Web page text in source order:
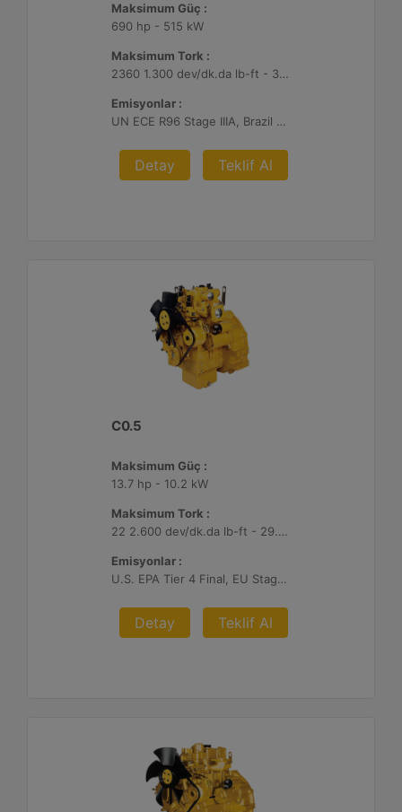
Maksimum Güç :
690 hp - 515 kW
Maksimum Tork :
2360 1.300 dev/dk.da lb-ft - 3200 1.300 dev/dk.da Nm
Emisyonlar :
UN ECE R96 Stage IIIA, Brazil Mar-1, Yönetmelik Bulunmayan Bölge
Detay Teklif Al
C0.5
Maksimum Güç :
13.7 hp - 10.2 kW
Maksimum Tork :
22 2.600 dev/dk.da lb-ft - 29.7 2.600 dev/dk.da Nm
Emisyonlar :
U.S. EPA Tier 4 Final, EU Stage V
Detay Teklif Al